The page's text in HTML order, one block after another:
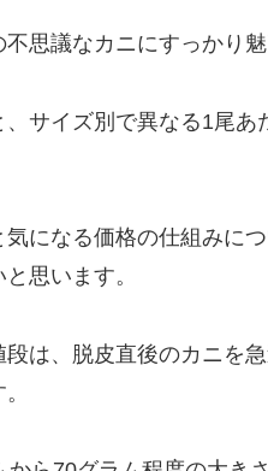
思議なカニにすっかり
サイズ別で異なる1尾
になる価格の仕組みに
思います。
は、脱皮直後のカニを